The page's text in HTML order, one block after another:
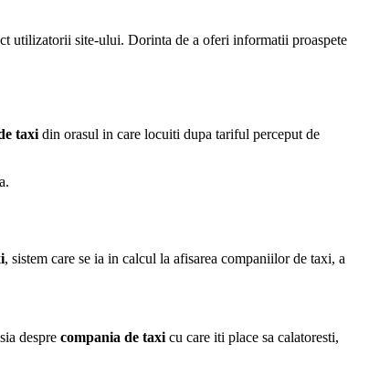
utilizatorii site-ului. Dorinta de a oferi informatii proaspete
taxi din orasul in care locuiti dupa tariful perceput de
, sistem care se ia in calcul la afisarea companiilor de taxi, a
despre compania de taxicu care iti place sa calatoresti,